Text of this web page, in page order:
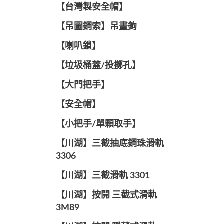
【台灣製安全帽】
【吊圖鋼索】吊畫鉤
【喇叭鎖】
【垃圾桶蓋/投擲孔】
【大門把手】
【安全帽】
【小把手/單顆取手】
【川湖】三截抽底鋼珠滑軌
3306
【川湖】三截滑軌 3301
【川湖】按開 三截式滑軌
3M89